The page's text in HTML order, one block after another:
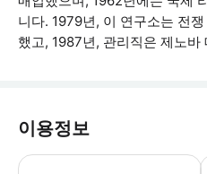
니다. 1979년, 이 연구소는 전
했고, 1987년, 관리직은 제노
이용정보